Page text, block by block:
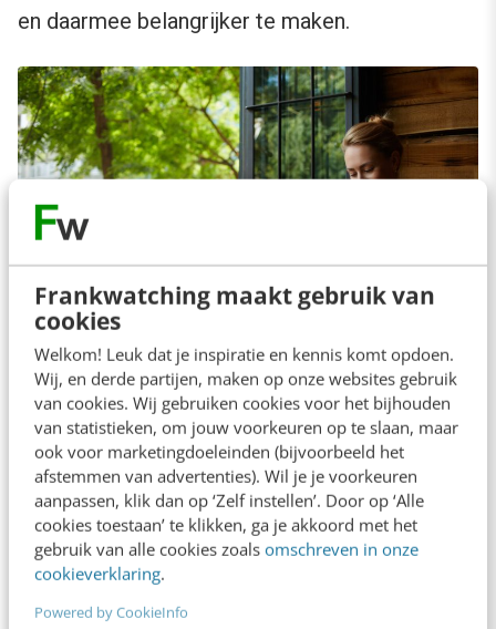
Frankwatching maakt gebruik van
cookies
Welkom! Leuk dat je inspiratie en kennis komt opdoen.
Wij, en derde partijen, maken op onze websites gebruik
van cookies. Wij gebruiken cookies voor het bijhouden
van statistieken, om jouw voorkeuren op te slaan, maar
ook voor marketingdoeleinden (bijvoorbeeld het
afstemmen van advertenties). Wil je je voorkeuren
aanpassen, klik dan op ‘Zelf instellen’. Door op ‘Alle
cookies toestaan’ te klikken, ga je akkoord met het
gebruik van alle cookies zoals omschreven in onze
cookieverklaring.
Powered by CookieInfo
en daarmee belangrijker te maken.
Call-to-action-buttons
Naast Facebook Recommendations zijn in de
Verenigde Staten en het Verenigd Koninkrijk
een aantal nieuwecall-to-action-buttons